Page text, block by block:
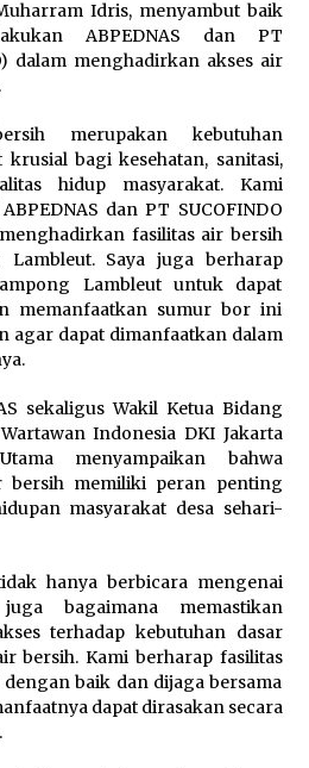
Idris, menyambut baik
ABPEDNAS dan PT
dalam menghadirkan akses air
merupakan kebutuhan
bagi kesehatan, sanitasi,
hidup masyarakat. Kami
dan PT SUCOFINDO
menghadirkan fasilitas air bersih
Saya juga berharap
Lambleut untuk dapat
memanfaatkan sumur bor ini
agar dapat dimanfaatkan dalam
sekaligus Wakil Ketua Bidang
Indonesia DKI Jakarta
menyampaikan bahwa
bersih memiliki peran penting
masyarakat desa sehari-
hanya berbicara mengenai
bagaimana memastikan
terhadap kebutuhan dasar
bersih. Kami berharap fasilitas
baik dan dijaga bersama
dapat dirasakan secara